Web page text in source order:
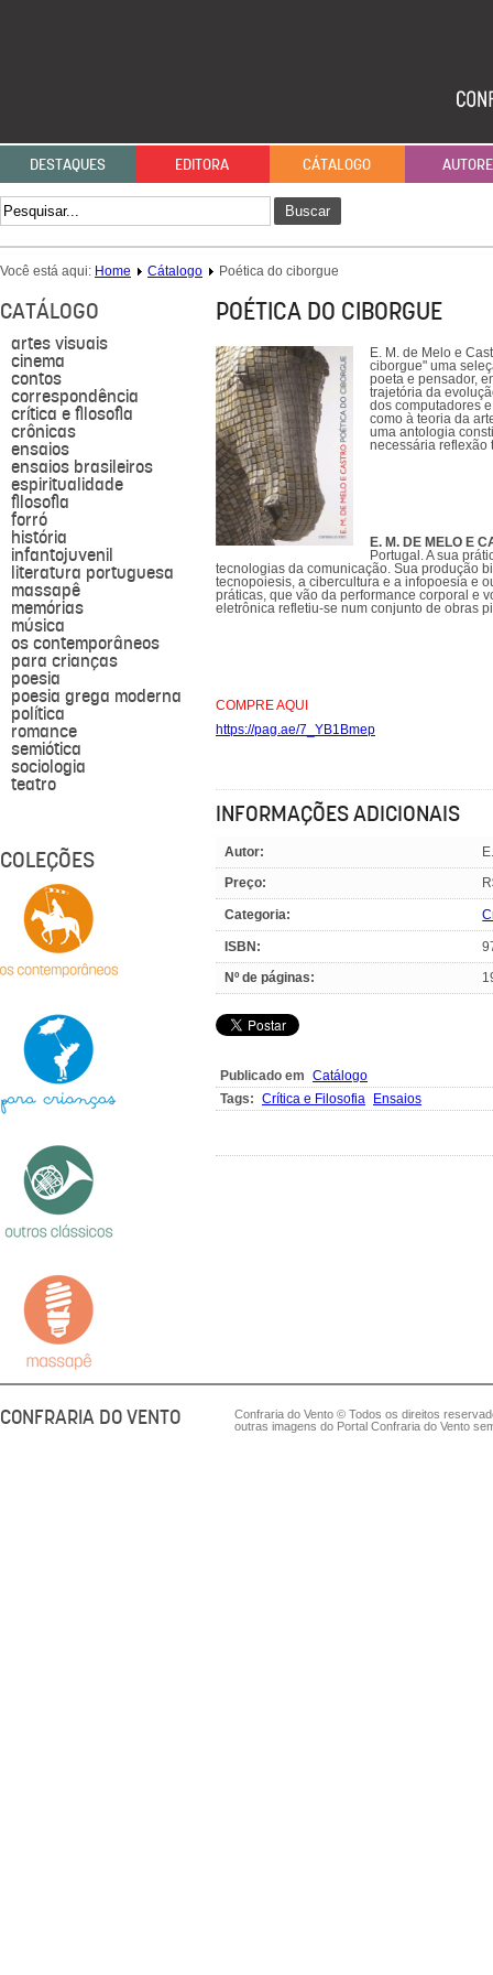
DESTAQUES EDITORA CÁTALOGO
Buscar
Você está aqui: Home Cátalogo Poética do ciborgue
CATÁLOGO
artes visuais
cinema
contos
correspondência
crítica e filosofia
crônicas
ensaios
ensaios brasileiros
espiritualidade
filosofia
forró
história
infantojuvenil
literatura portuguesa
massapê
memórias
música
os contemporâneos
para crianças
poesia
poesia grega moderna
política
romance
semiótica
sociologia
teatro
COLEÇÕES
POÉTICA DO CIBORGUE
E. M. de Melo e
ciborgue" uma
poeta e pensador,
trajetória da
dos computadores
como à teoria da
uma antologia
necessária reflexão
E. M. DE MELO E
Portugal. A sua
tecnologias da comunicação. Sua produção
tecnopoiesis, a cibercultura e a infopoesia e
práticas, que vão da performance corporal e
eletrônica refletiu-se num conjunto de obras
COMPRE AQUI
https://pag.ae/7_YB1Bmep
INFORMAÇÕES ADICIONAIS
Autor:
Preço:
Categoria:
ISBN:
Nº de páginas:
Publicado em Catálogo
Tags: Crítica e Filosofia Ensaios
CONFRARIA DO VENTO
Confraria do Vento © Todos os direitos
outras imagens do Portal Confraria do Vento